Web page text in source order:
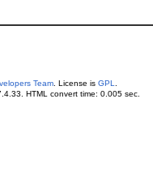
Team. License is GPL
HTML convert time: 0.005 sec.